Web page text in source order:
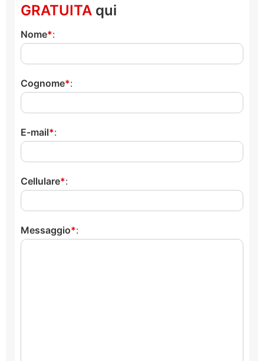
GRATUITA qui
Nome :
Cognome :
E-mail :
Cellulare :
Messaggio :